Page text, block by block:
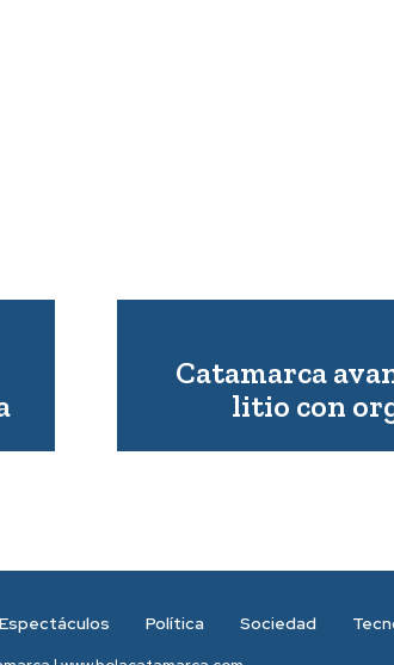
Catamarca
litio con
Espectáculos Política Sociedad